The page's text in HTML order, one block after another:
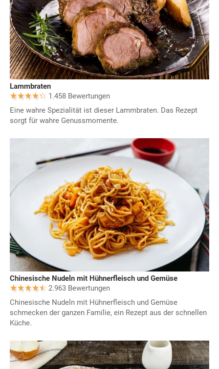
Lammbraten
1.458 Bewertungen
Eine wahre Spezialität ist dieser Lammbraten. Das Rezept
sorgt für wahre Genussmomente.
Chinesische Nudeln mit Hühnerfleisch und Gemüse
2.963 Bewertungen
Chinesische Nudeln mit Hühnerfleisch und Gemüse
schmecken der ganzen Familie, ein Rezept aus der schnellen
Küche.